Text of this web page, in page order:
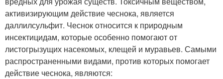
активизирующим действие чеснока, является
даллилсульфит. Чеснок относится к природным
инсектицидам, которые особенно помогают от
листогрызущих насекомых, клещей и муравьев. Самыми
распространенными видами, против которых помогает
действие чеснока, являются: